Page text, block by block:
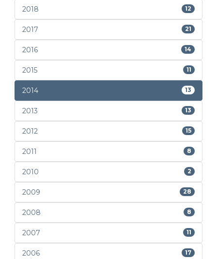
2018 12
2017 21
2016 14
2015 11
2014 13
2013 13
2012 15
2011 8
2010 2
2009 28
2008 8
2007 11
2006 17